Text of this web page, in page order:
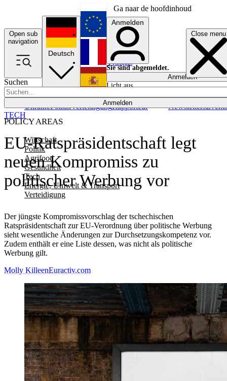
Ga naar de hoofdinhoud
Open sub
navigation
Close menu
Suchen
Anmelden
POLICY AREAS
Wirtschaft
Politik
Agrifood
Gesundheit
Tech
Energie, Umwelt & Transport
Verteidigung
UkrainePolitikVerteidigungRapporteur NewslettersEvents
Deutsch
English
Français
Anmelden
Sie sind abgemeldet.
Anmelden
Licht aus
EU-Ratspräsidentschaft legt
neuen Kompromiss zu
politischer Werbung vor
Der jüngste Kompromissvorschlag der tschechischen
Ratspräsidentschaft zur EU-Verordnung über politische Werbung
sieht wesentliche Änderungen zur Durchsetzungskompetenz vor.
Zudem enthält er eine Liste dessen, was nicht als politische
Werbung gilt.
TECH
Molly KilleenEuractiv.com